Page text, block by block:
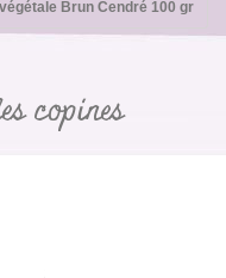
Brun Cendré 100 gr
copines